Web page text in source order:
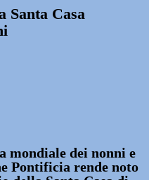
Santa Casa
mondiale dei nonni e
Pontificia rende noto